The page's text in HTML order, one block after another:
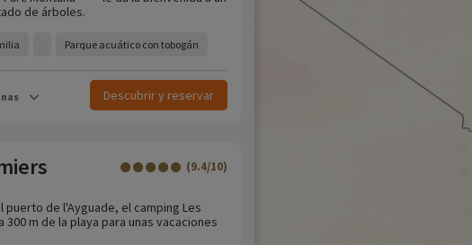
de árboles.
Parque acuático con tobogán
Descubrir y reservar
(9.4/10)
de l'Ayguade, el camping Les
m de la playa para unas vacaciones